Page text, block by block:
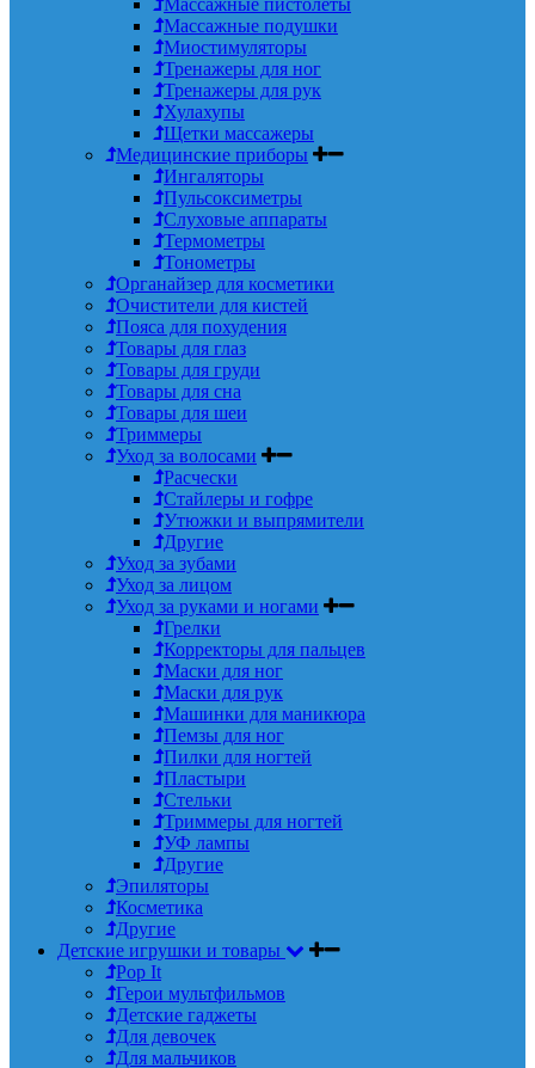
Массажные подушки
Миостимуляторы
Тренажеры для ног
Тренажеры для рук
Хулахупы
Щетки массажеры
Медицинские приборы
Ингаляторы
Пульсоксиметры
Слуховые аппараты
Термометры
Тонометры
Органайзер для косметики
Очистители для кистей
Пояса для похудения
Товары для глаз
Товары для груди
Товары для сна
Товары для шеи
Триммеры
Уход за волосами
Расчески
Стайлеры и гофре
Утюжки и выпрямители
Другие
Уход за зубами
Уход за лицом
Уход за руками и ногами
Грелки
Корректоры для пальцев
Маски для ног
Маски для рук
Машинки для маникюра
Пемзы для ног
Пилки для ногтей
Пластыри
Стельки
Триммеры для ногтей
УФ лампы
Другие
Эпиляторы
Косметика
Другие
Детские игрушки и товары
Pop It
Герои мультфильмов
Детские гаджеты
Для девочек
Для мальчиков